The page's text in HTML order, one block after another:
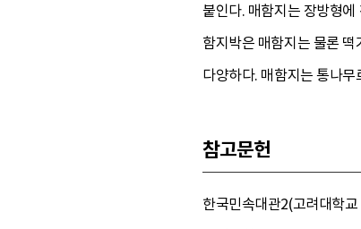
붙인다. 매함지는 장방형에
함지박은 매함지는 물론
다양하다. 매함지는 통나
참고문헌
한국민속대관2(고려대학